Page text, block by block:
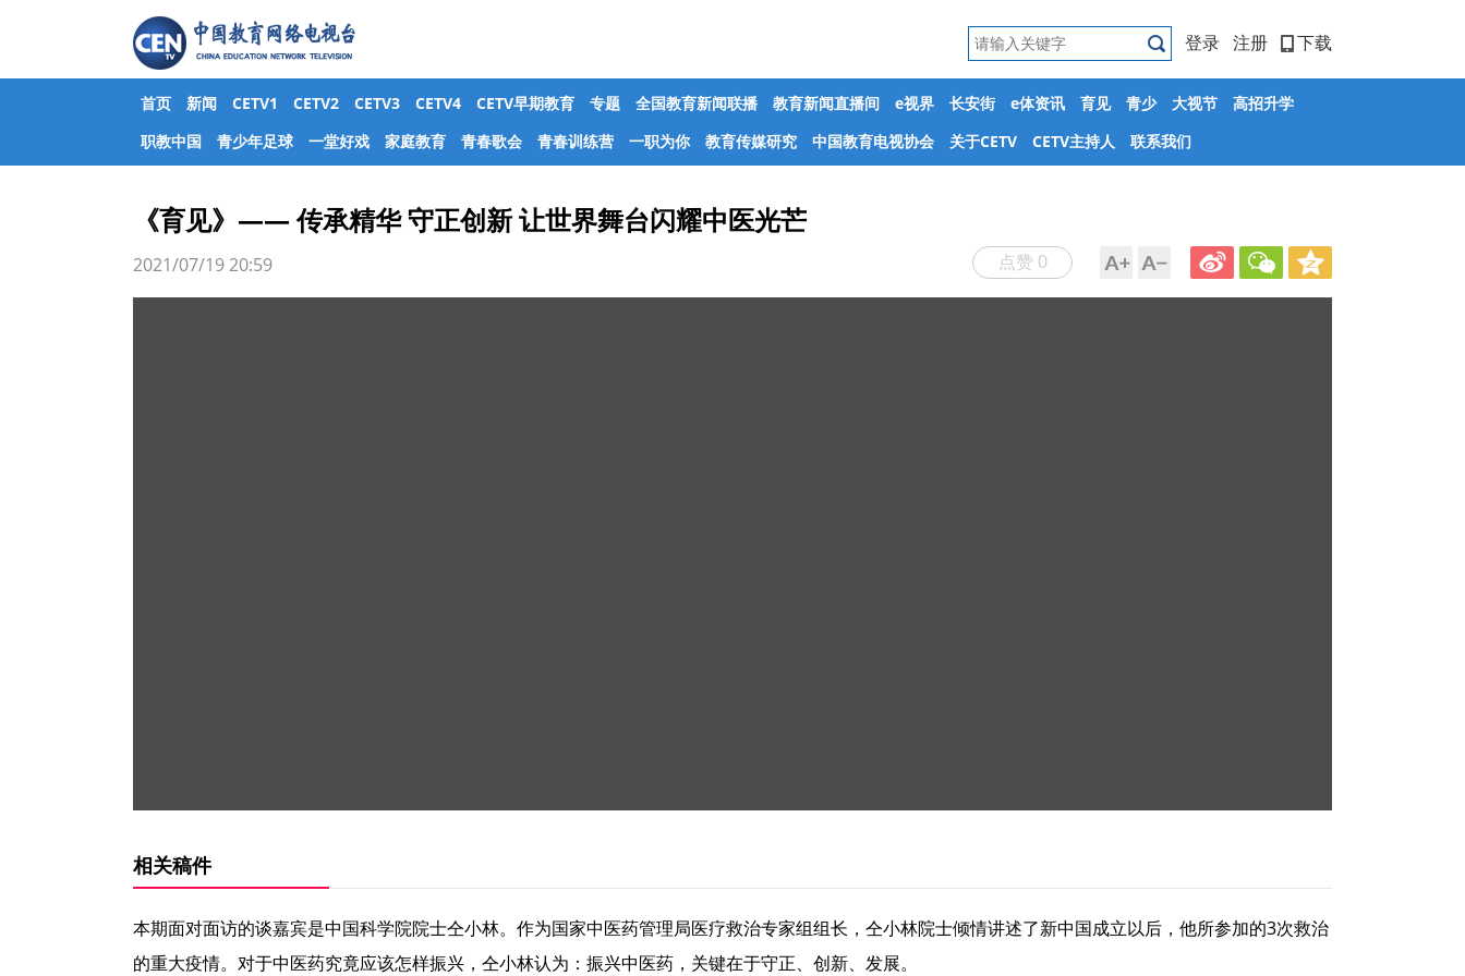
登录 注册 下载
首页 新闻 CETV1 CETV2 CETV3 CETV4 CETV早期教育 专题 全国教育新闻联播 教育新闻直播间 e视界 长安街 e体资讯 育见 青少 大视节
高招升学
职教中国
青少年足球 一堂好戏 家庭教育 青春歌会 青春训练营 一职为你 教育传媒研究 中国教育电视协会 关于CETV CETV主持人 联系我们
《育见》—— 传承精华 守正创新 让世界舞台闪耀中医光芒
点赞 0
2021/07/19 20:59
相关稿件
本期面对面访的谈嘉宾是中国科学院院士仝小林。作为国家中医药管理局医疗救治专家组组长，仝小林院士倾情讲述了新中国成立以后，他所参加的3次救治
的重大疫情。对于中医药究竟应该怎样振兴，仝小林认为：振兴中医药，关键在于守正、创新、发展。